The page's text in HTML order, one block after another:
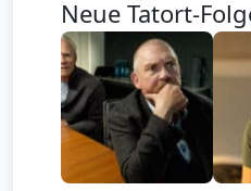
Neue Tatort-